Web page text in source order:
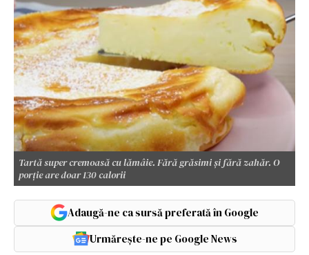
Tartă super cremoasă cu lămâie. Fără grăsimi și fără zahăr. O
porție are doar 130 calorii
Adaugă-ne ca sursă preferată în Google
Urmărește-ne pe Google News